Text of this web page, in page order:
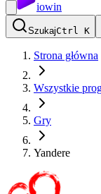
iowin
SzukajCtrl K
Strona główna
Wszystkie
Gry
Yandere